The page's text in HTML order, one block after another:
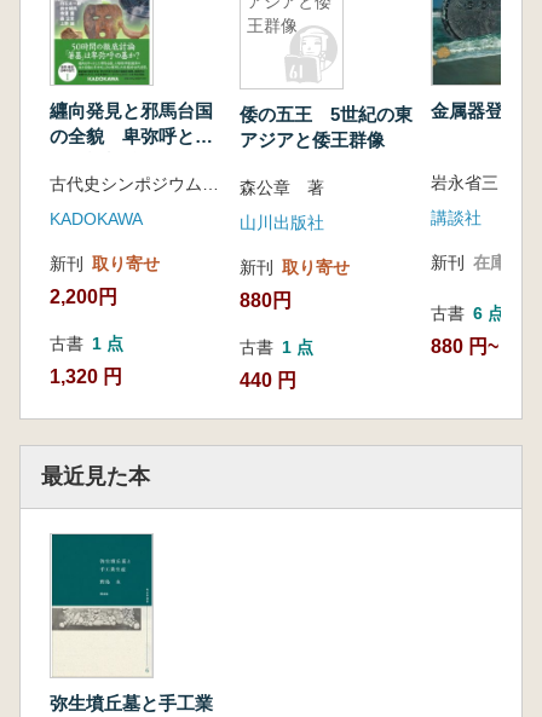
纒向発見と邪馬台国
の全貌 卑弥呼と三
KADOKAWA
新刊 取り寄せ
2,200円
古書 1 点
1,320 円
王群像
倭の五王 5世紀の東
アジアと倭王群像
森公章 著
山川出版社
新刊 取り寄せ
880円
古書 1 点
440 円
金属器登場
岩永省三 著
講談社
新刊 在庫なし
古書 6 点
880 円~
最近見た本
弥生墳丘墓と手工業